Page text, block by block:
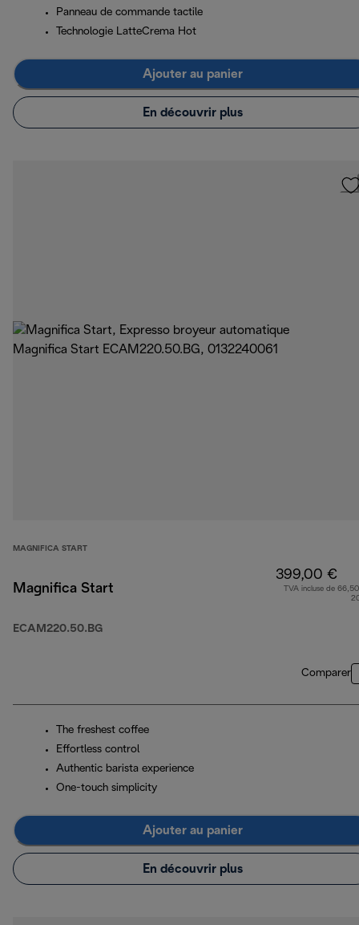
Panneau de commande tactile
Technologie LatteCrema Hot
Ajouter au panier
En découvrir plus
MAGNIFICA START
Magnifica Start
ECAM220.50.BG
399,00 €
TVA incluse de
Comparer
The freshest coffee
Effortless control
Authentic barista experience
One-touch simplicity
Ajouter au panier
En découvrir plus